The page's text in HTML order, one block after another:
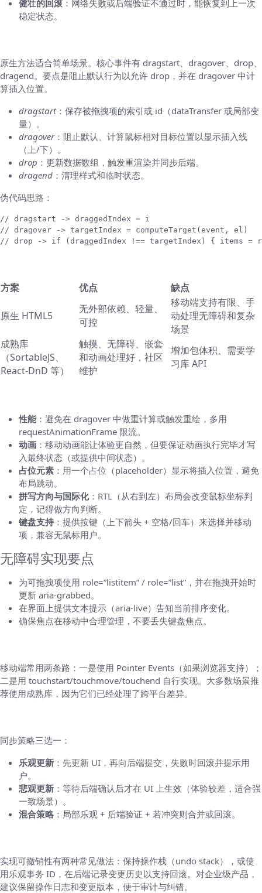
健壮的回滚 ：网络失败或后端验证不通过时，能恢复到上一次
稳定状态。
原生方法适合简单场景。核心事件有 dragstart、dragover、drop、
dragend。要点是阻止默认行为以允许 drop，并在 dragover 中计
算插入位置。
dragstart：保存被拖拽项的索引或 id（dataTransfer 或局部变
量）。
dragover：阻止默认、计算鼠标相对目标位置以显示插入线
（上/下）。
drop ：更新数据数组，触发重渲染并同步后端。
dragend ：清理样式和临时状态。
伪代码思路：
// dragstart -> draggedIndex = i
// dragover -> targetIndex = computeTarget(event, el)
方案 优点 缺点
原生 HTML5
无外部依赖、轻量、
可控
移动端支持有限、手
动处理无障碍和复杂
场景
成熟库
（SortableJS、
React-DnD 等）
触摸、无障碍、嵌套
和动画处理好，社区
维护
增加包体积、需要学
习库 API
性能：避免在 dragover 中做重计算或触发重绘，多用
requestAnimationFrame 限流。
动画 ：移动动画能让体验更自然，但要保证动画执行完毕才写
入最终状态（或提供中间状态）。
占位元素 ：用一个占位（placeholder）显示将插入位置，避免
布局跳动。
拼写方向与国际化：RTL（从右到左）布局会改变鼠标坐标判
定，记得做方向判断。
键盘支持：提供按键（上下箭头 + 空格/回车）来选择并移动
项，兼容无鼠标用户。
无障碍实现要点
为可拖拽项使用 role=”listitem” / role=”list”，并在拖拽开始时
更新 aria-grabbed。
在界面上提供文本提示（aria-live）告知当前排序变化。
确保焦点在移动中合理管理，不要丢失键盘焦点。
移动端常用两条路：一是使用 Pointer Events（如果浏览器支持）；
二是用 touchstart/touchmove/touchend 自行实现。大多数场景推
荐使用成熟库，因为它们已经处理了跨平台差异。
同步策略三选一：
乐观更新 ：先更新 UI，再向后端提交，失败时回滚并提示用
户。
悲观更新 ：等待后端确认后才在 UI 上生效（体验较差，适合强
一致场景）。
混合策略 ：局部乐观 + 后端验证 + 若冲突则合并或回滚。
实现可撤销性有两种常见做法：保持操作栈（undo stack），或使
用乐观事务 ID，在后端记录变更历史以支持回滚。对企业级产品，
建议保留操作日志和变更版本，便于审计与纠错。